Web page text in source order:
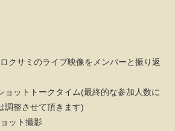
クサミのライブ映像をメンバーと振り返
ョットトークタイム(最終的な参加人数に
調整させて頂きます)
ット撮影